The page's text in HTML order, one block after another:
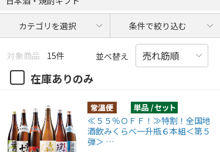
カテゴリを選択 条件で絞り込む
対象商品 15件 並べ替え
在庫ありのみ
≪５５％ＯＦＦ！≫特割！全国地
酒飲みくらべ一升瓶６本組＜第５
弾＞ …